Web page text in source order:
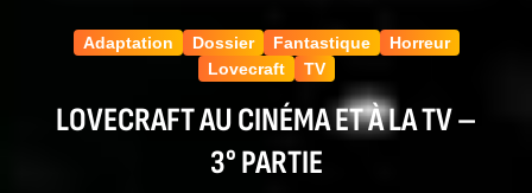
Adaptation Dossier Fantastique
Horreur
Lovecraft
TV
LOVECRAFT AU CINÉMA ET À LA TV –
3° PARTIE